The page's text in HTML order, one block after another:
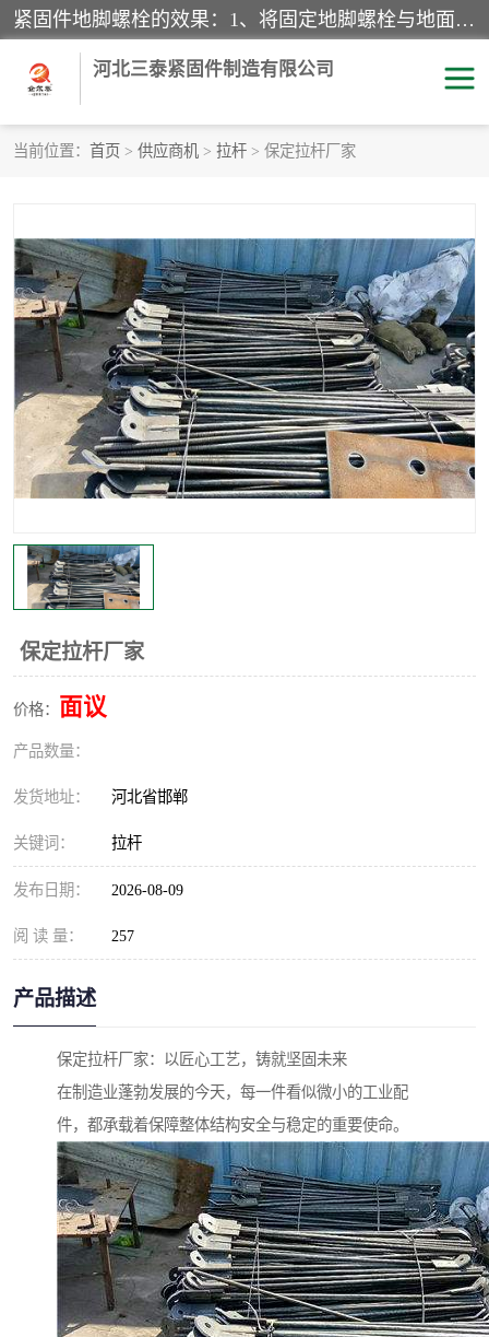
紧固件地脚螺栓的效果：1、将固定地脚螺栓与地面用水泥等物品灌溉在一起，可用来固定较小振荡和冲击的设备。2、活动地脚是一种可拆卸的地脚螺栓，可以固定有激烈振荡和冲击的大型机器设备。3、胀锚地脚螺栓用于固定比较简略且重量轻的设备，辅佐设备长期处于静止状态下。4、粘接地脚螺栓为一种使用广泛且常见的设备，它也是用来固定简略设备的小件。
河北三泰紧固件制造有限公司
当前位置： 首页 > 供应商机 > 拉杆 > 保定拉杆厂家
保定拉杆厂家
价格： 面议
产品数量：
发货地址： 河北省邯郸
关键词： 拉杆
发布日期： 2026-08-09
阅 读 量： 257
产品描述
保定拉杆厂家：以匠心工艺，铸就坚固未来
在制造业蓬勃发展的今天，每一件看似微小的工业配
件，都承载着保障整体结构安全与稳定的重要使命。
焊钉 拉杆
螺栓 悬挑梁拉杆
高强度